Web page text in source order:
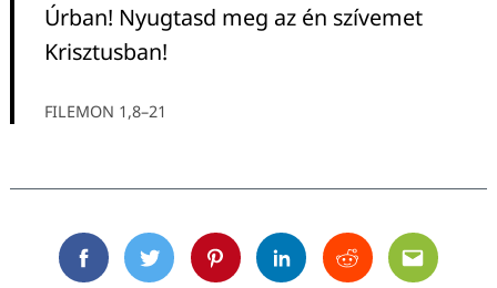
Úrban! Nyugtasd meg az én szívemet
Krisztusban!
FILEMON 1,8–21
FacebookTwitterPinterestLinkedinRedditEmail